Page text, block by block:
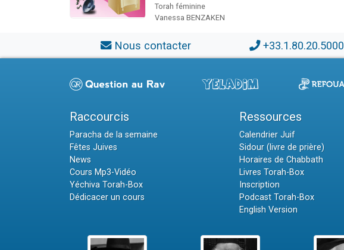
Torah féminine
Vanessa BENZAKEN
Nous contacter +33.1.80.20.5000
Raccourcis
Paracha de la semaine
Fêtes Juives
News
Cours Mp3-Vidéo
Yéchiva Torah-Box
Dédicacer un cours
Ressources
Calendrier Juif
Sidour (livre de prière)
Horaires de Chabbath
Livres Torah-Box
Inscription
Podcast Torah-Box
English Version